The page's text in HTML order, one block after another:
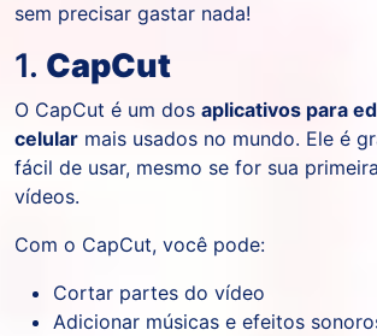
sem precisar gastar nada!
1. CapCut
O CapCut é um dos aplicativos para
celular mais usados no mundo. Ele é
fácil de usar, mesmo se for sua
vídeos.
Com o CapCut, você pode:
Cortar partes do vídeo
Adicionar músicas e efeitos